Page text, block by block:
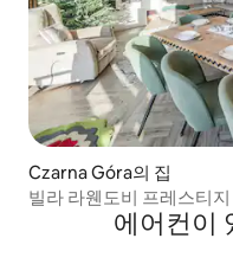
Czarna Góra의 집
빌라 라웬도비 프레스티지
에어컨이